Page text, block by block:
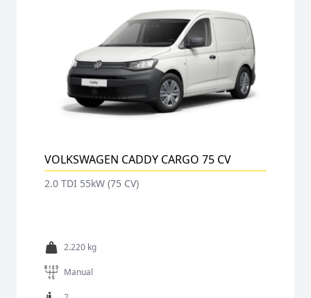
VOLKSWAGEN CADDY CARGO 75 CV
2.0 TDI 55kW (75 CV)
2.220 kg
Manual